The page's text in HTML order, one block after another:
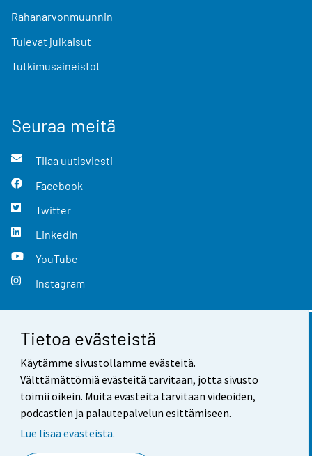
Tietoa evästeistä
Käytämme sivustollamme evästeitä.
Välttämättömiä evästeitä tarvitaan, jotta sivusto
toimii oikein. Muita evästeitä tarvitaan videoiden,
podcastien ja palautepalvelun esittämiseen.
Lue lisää evästeistä.
Rahanarvonmuunnin
Tulevat julkaisut
Tutkimusaineistot
Seuraa meitä
Tilaa uutisviesti
Facebook
Twitter
LinkedIn
YouTube
Instagram
Yhteystiedot
Palaute
Käyttöehdot